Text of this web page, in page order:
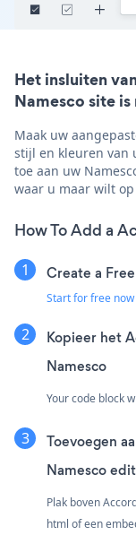
Het insluiten
Namesco site
Maak uw
stijl en kleuren van
toe aan uw
waar u maar wilt
How To Add a
Create a
Start for free now
Kopieer het
Namesco
Your code block
Toevoegen
Namesco
Plak boven
html of een